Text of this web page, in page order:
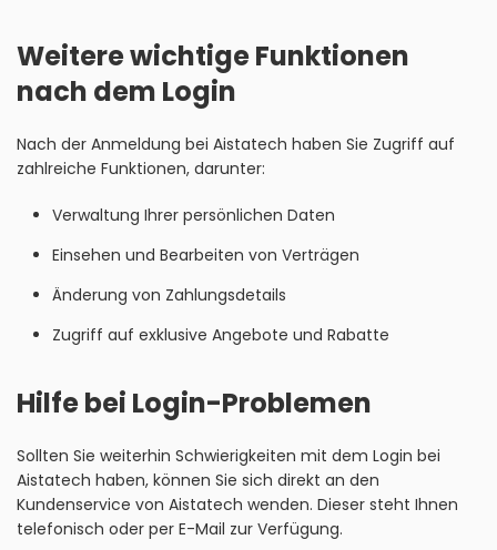
Weitere wichtige Funktionen
nach dem Login
Nach der Anmeldung bei Aistatech haben Sie Zugriff auf
zahlreiche Funktionen, darunter:
Verwaltung Ihrer persönlichen Daten
Einsehen und Bearbeiten von Verträgen
Änderung von Zahlungsdetails
Zugriff auf exklusive Angebote und Rabatte
Hilfe bei Login-Problemen
Sollten Sie weiterhin Schwierigkeiten mit dem Login bei
Aistatech haben, können Sie sich direkt an den
Kundenservice von Aistatech wenden. Dieser steht Ihnen
telefonisch oder per E-Mail zur Verfügung.